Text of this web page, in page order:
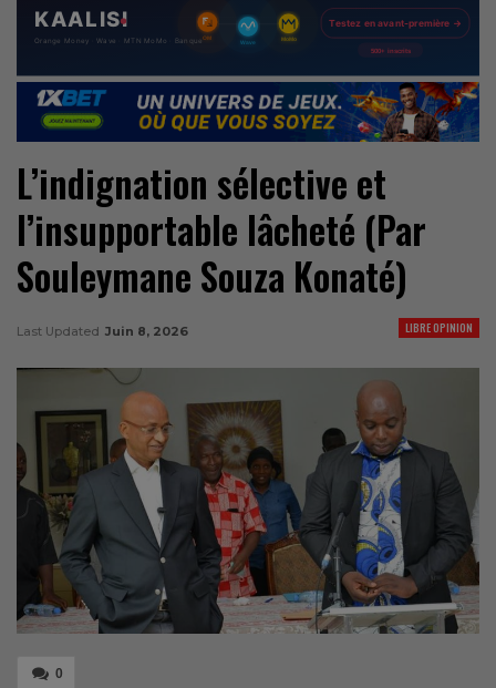
L’indignation sélective et
l’insupportable lâcheté (Par
Souleymane Souza Konaté)
LIBRE OPINION
Last Updated Juin 8, 2026
0